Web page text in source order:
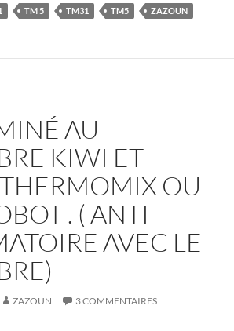
TM 5 TM31 TM5 ZAZOUN
AU
KIWI ET
OU
. ( ANTI
AVEC LE
ZAZOUN 3 COMMENTAIRES